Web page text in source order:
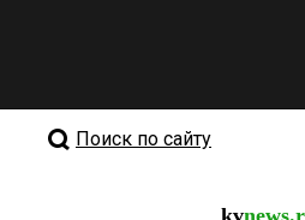
Поиск по сайту
kv